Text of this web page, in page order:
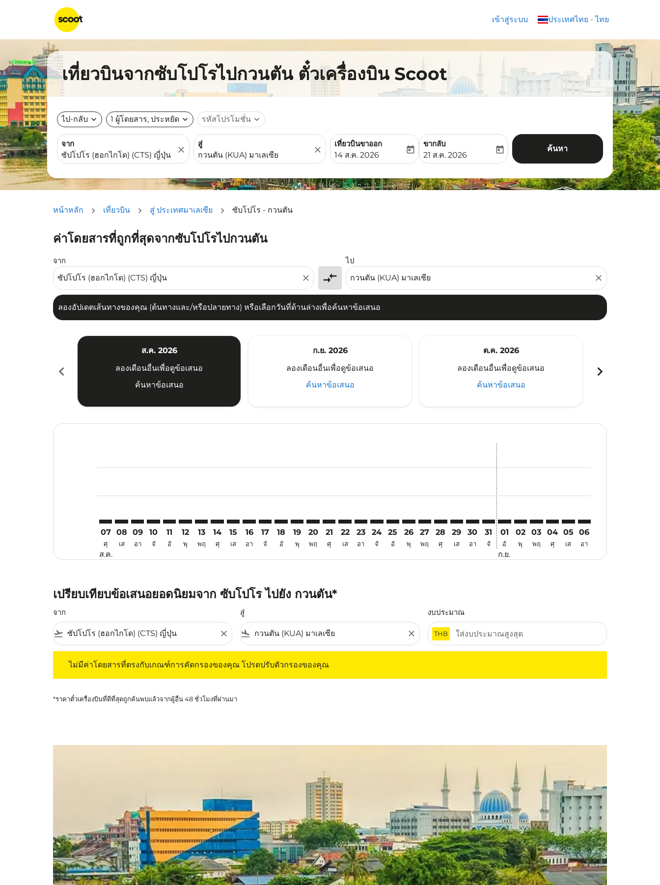
เข้าสู่ระบบ ประเทศไทย - ไทย
keyboard_arrow_down
เที่ยวบินจากซับโปโรไปกวนตัน ตั๋วเครื่องบิน Scoot
ไป-กลับ expand_more 1 ผู้โดยสาร, ประหยัด expand_more รหัสโปรโมชั่น expand_more
จาก
close
สู่
close
เที่ยวบินขาออก
fc-booking-departure-date-aria-label
14 ส.ค. 2026
today
ขากลับ
fc-booking-return-date-aria-label
21 ส.ค. 2026
today ค้นหา
หน้าหลัก เที่ยวบิน สู่ ประเทศมาเลเซีย ซับโปโร - กวนตัน
ค่าโดยสารที่ถูกที่สุดจากซับโปโรไปกวนตัน
จาก
close compare_arrows
ไป
close
ลองอัปเดตเส้นทางของคุณ (ต้นทางและ/หรือปลายทาง) หรือเลือกวันที่ด้านล่างเพื่อค้นหาข้อเสนอ
ลองอัปเดตเส้นทางของคุณ (ต้นทางและ/หรือปลายทาง) หรือเลือกวันที่ด้านล่างเพื่อค้นหาข้อเสนอ
chevron_left
ส.ค. 2026
ลองเดือนอื่นเพื่อดูข้อเสนอ
ค้นหาข้อเสนอ
ก.ย. 2026
ลองเดือนอื่นเพื่อดูข้อเสนอ
ค้นหาข้อเสนอ
ต.ค. 2026
ลองเดือนอื่นเพื่อดูข้อเสนอ
ค้นหาข้อเสนอ
chevron_right
07
ศุ
ส.ค.
08
เส
09
อา
10
จั
11
อั
12
พุ
13
พฤ
14
ศุ
15
เส
16
อา
17
จั
18
อั
19
พุ
20
พฤ
CTS–KUA: cmp-view-offers-disclaimer. ค้นหาข้อเสนอ
21
ศุ
CTS–KUA: cmp-view-offers-disclaimer. ค้นหาข้อเสนอ
22
เส
CTS–KUA: cmp-view-offers-disclaimer. ค้นหาข้อเสนอ
23
อา
CTS–KUA: cmp-view-offers-disclaimer. ค้นหาข้อเสนอ
24
จั
CTS–KUA: cmp-view-offers-disclaimer. ค้นหาข้อเสนอ
25
อั
CTS–KUA: cmp-view-offers-disclaimer. ค้นหาข้อเสนอ
26
พุ
CTS–KUA: cmp-view-offers-disclaimer. ค้นหาข้อเสนอ
27
พฤ
CTS–KUA: cmp-view-offers-disclaimer. ค้นหาข้อเสนอ
28
ศุ
CTS–KUA: cmp-view-offers-disclaimer. ค้นหาข้อเสนอ
29
เส
CTS–KUA: cmp-view-offers-disclaimer. ค้นหาข้อเสนอ
30
อา
CTS–KUA: cmp-view-offers-disclaimer. ค้นหาข้อเ
31
จั
01
อั
ก.ย.
02
พุ
03
พฤ
04
ศุ
05
เส
06
อา
เปรียบเทียบข้อเสนอยอดนิยมจาก ซับโปโร ไปยัง กวนตัน*
จาก
flight_takeoff close
สู่
flight_land close
งบประมาณ
THB
ไม่มีค่าโดยสารที่ตรงกับเกณฑ์การคัดกรองของคุณ โปรดปรับตัวกรองของคุณ
*ราคาตั๋วเครื่องบินที่ดีที่สุดถูกค้นพบแล้วจากผู้อื่น 48 ชั่วโมงที่ผ่านมา